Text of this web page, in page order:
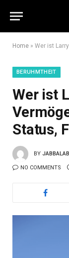
Home » Wer ist Larry
BERUHMTHEIT
Wer ist
Status,
BY
NO COMMENTS